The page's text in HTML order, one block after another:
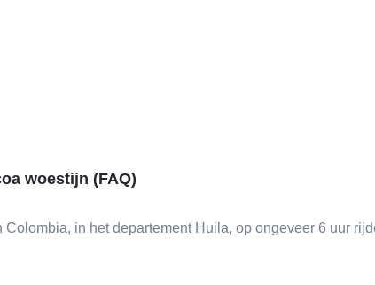
woestijn (FAQ)
in het departement Huila, op ongeveer 6 uur